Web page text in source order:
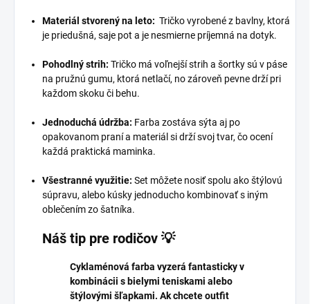
Materiál stvorený na leto: Tričko vyrobené z bavlny, ktorá
je priedušná, saje pot a je nesmierne príjemná na dotyk.
Pohodlný strih: Tričko má voľnejší strih a šortky sú v páse
na pružnú gumu, ktorá netlačí, no zároveň pevne drží pri
každom skoku či behu.
Jednoduchá údržba: Farba zostáva sýta aj po
opakovanom praní a materiál si drží svoj tvar, čo ocení
každá praktická maminka.
Všestranné využitie: Set môžete nosiť spolu ako štýlovú
súpravu, alebo kúsky jednoducho kombinovať s iným
oblečením zo šatníka.
Náš tip pre rodičov 💡
Cyklaménová farba vyzerá fantasticky v
kombinácii s bielymi teniskami alebo
štýlovými šľapkami. Ak chcete outfit